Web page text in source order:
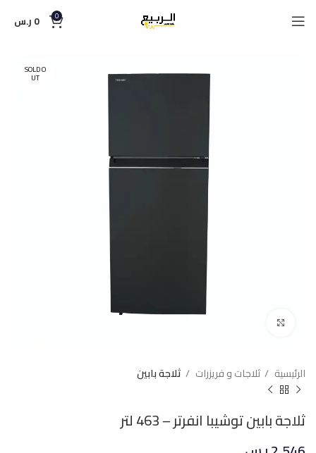
0
0 ر.س
SOLD O
UT
الرئيسية ثلاجات و فريزرات ثلاجة بابين
ثلاجة بابين توشيبا انفرتر – 463 لتر